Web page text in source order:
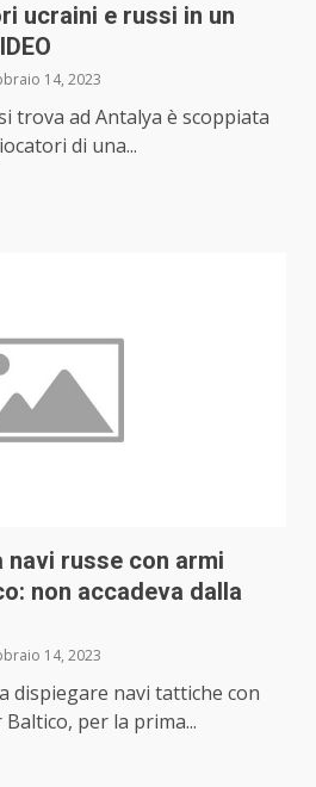
ucraini e russi in un
14, 2023
trova ad Antalya è scoppiata
di una...
navi russe con armi
non accadeva dalla
14, 2023
dispiegare navi tattiche con
per la prima...